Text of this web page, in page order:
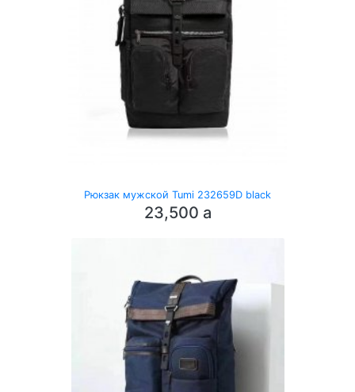
Рюкзак мужской Tumi 232659D black
23,500 a